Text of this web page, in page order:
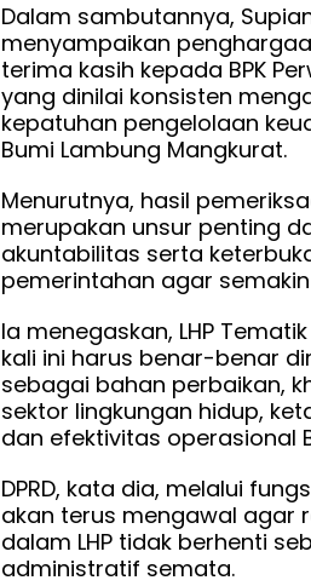
dan
Tak
Semata
Dalam sambutannya,
menyampaikan
terima kasih kepada BPK
yang dinilai konsisten
kepatuhan pengelolaan
Bumi Lambung Mangkurat.
Menurutnya, hasil
merupakan unsur penting
akuntabilitas serta
pemerintahan agar
Ia menegaskan, LHP
kali ini harus benar-benar
sebagai bahan perbaikan,
sektor lingkungan hidup,
dan efektivitas operasional
DPRD, kata dia, melalui
akan terus mengawal agar
dalam LHP tidak berhenti
administratif semata.